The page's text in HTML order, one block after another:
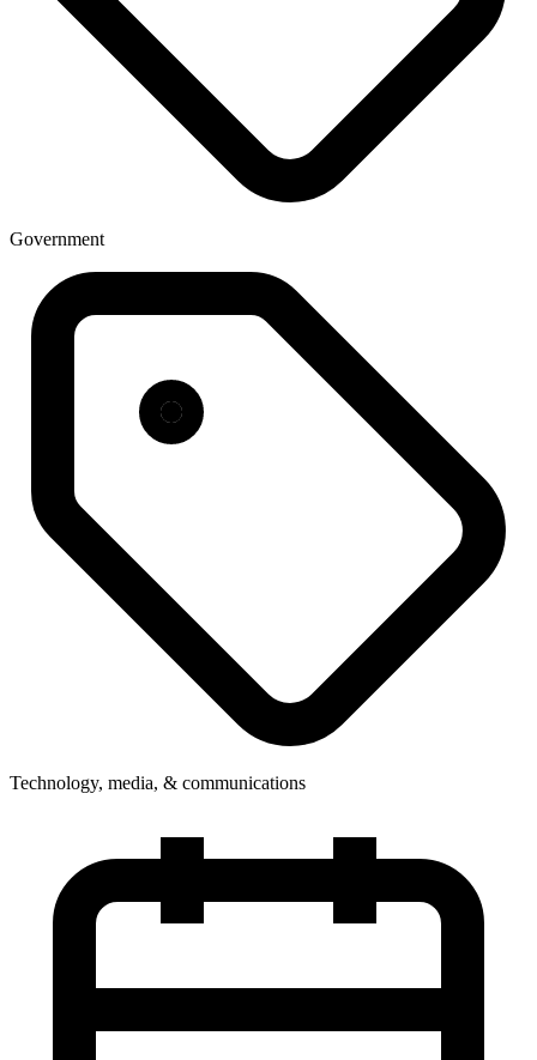
Government
Technology, media, & communications